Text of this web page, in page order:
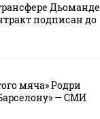
Дьоманде
подписан до
мяча» Родри
— СМИ